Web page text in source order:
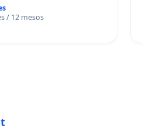
/ 12 mesos